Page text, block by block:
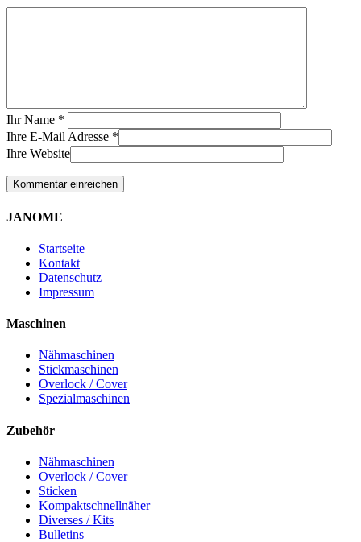
Ihr Name *
Ihre E-Mail Adresse *
Ihre Website
JANOME
Startseite
Kontakt
Datenschutz
Impressum
Maschinen
Nähmaschinen
Stickmaschinen
Overlock / Cover
Spezialmaschinen
Zubehör
Nähmaschinen
Overlock / Cover
Sticken
Kompaktschnellnäher
Diverses / Kits
Bulletins